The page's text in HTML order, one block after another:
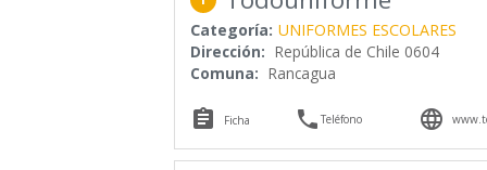
Categoría: UNIFORMES ESCOLARES
Dirección: República de Chile 0604
Comuna: Rancagua
 Ficha Teléfono 